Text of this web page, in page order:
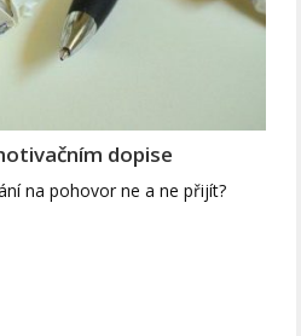
dopise
na pohovor ne a ne přijít?